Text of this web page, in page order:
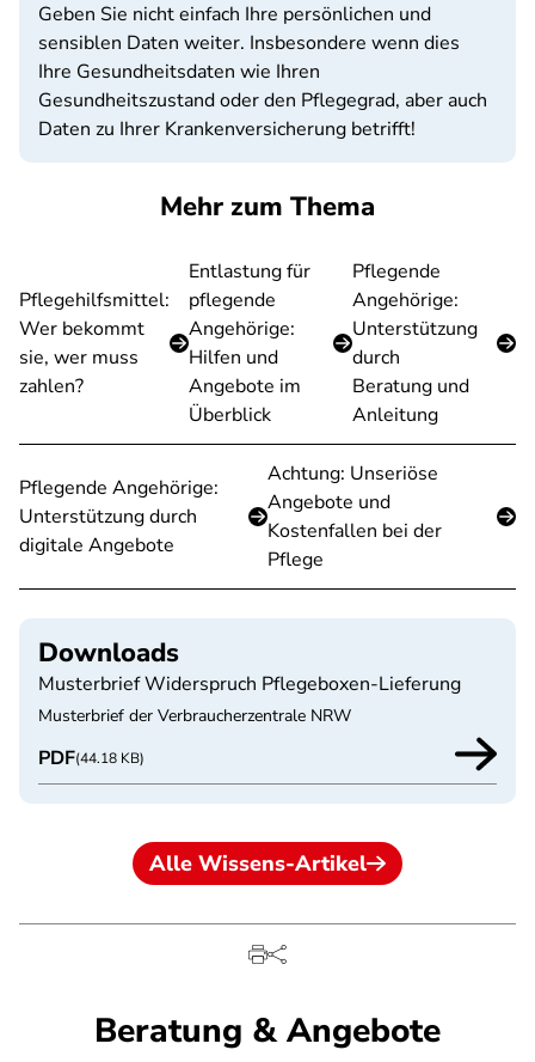
Geben Sie nicht einfach Ihre persönlichen und
sensiblen Daten weiter. Insbesondere wenn dies
Ihre Gesundheitsdaten wie Ihren
Gesundheitszustand oder den Pflegegrad, aber auch
Daten zu Ihrer Krankenversicherung betrifft!
Mehr zum Thema
Pflegehilfsmittel:
Wer bekommt
sie, wer muss
zahlen?
Entlastung für
pflegende
Angehörige:
Hilfen und
Angebote im
Überblick
Pflegende
Angehörige:
Unterstützung
durch
Beratung und
Anleitung
Pflegende Angehörige:
Unterstützung durch
digitale Angebote
Achtung: Unseriöse
Angebote und
Kostenfallen bei der
Pflege
Downloads
Musterbrief Widerspruch Pflegeboxen-Lieferung
Musterbrief der Verbraucherzentrale NRW
PDF(44.18 KB)
Alle Wissens-Artikel
Beratung & Angebote